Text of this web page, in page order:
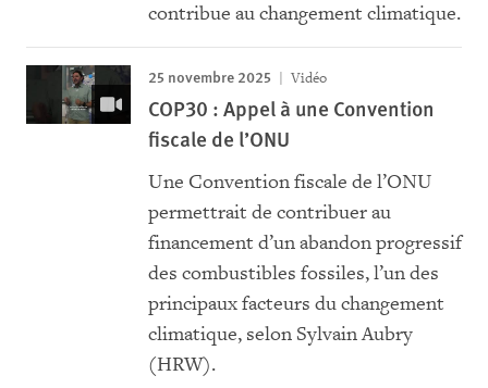
contribue au changement climatique.
25 novembre 2025 Vidéo
COP30 : Appel à une Convention
fiscale de l’ONU
Une Convention fiscale de l’ONU
permettrait de contribuer au
financement d’un abandon progressif
des combustibles fossiles, l’un des
principaux facteurs du changement
climatique, selon Sylvain Aubry
(HRW).